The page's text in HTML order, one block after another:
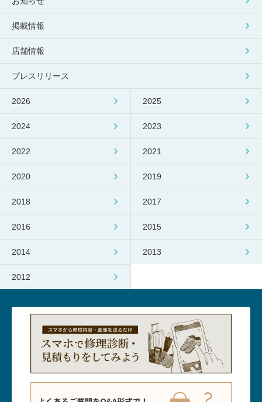
採用情報
掲載情報
店舗情報
プレスリリース
2026 2025
2024 2023
2022 2021
2020 2019
2018 2017
2016 2015
2014 2013
2012